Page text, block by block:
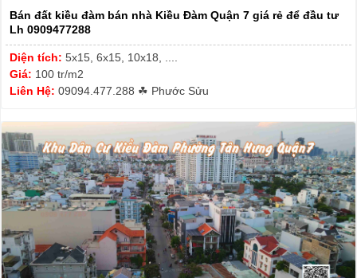
Bán đất kiều đàm bán nhà Kiều Đàm Quận 7 giá rẻ để đầu tư
Lh 0909477288
Diện tích: 5x15, 6x15, 10x18, ....
Giá: 100 tr/m2
Liên Hệ: 09094.477.288 ☘ Phước Sửu